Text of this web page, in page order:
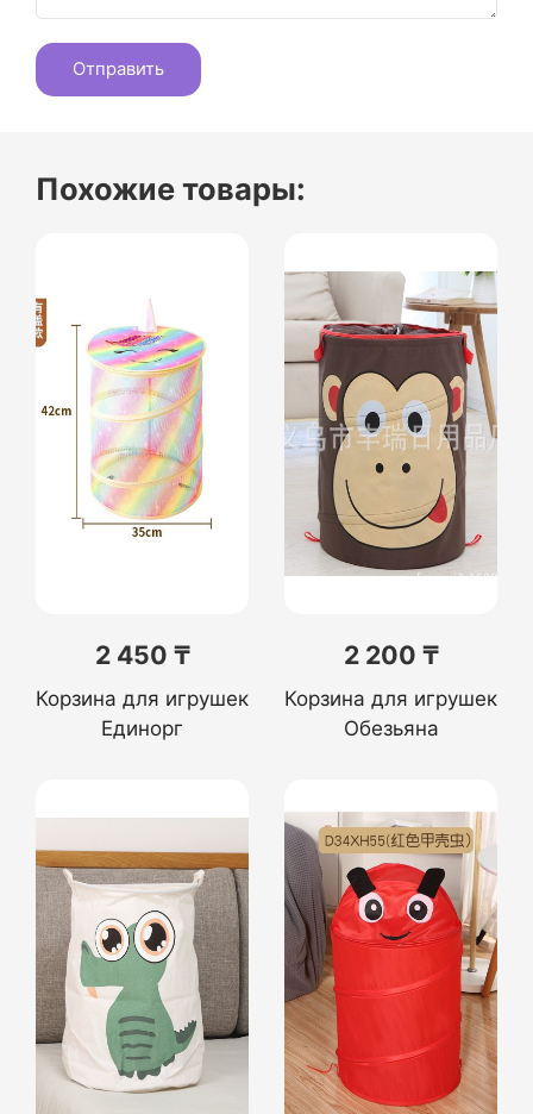
Похожие товары:
2 450 ₸
Корзина для игрушек
Единорг
2 200 ₸
Корзина для игрушек
Обезьяна